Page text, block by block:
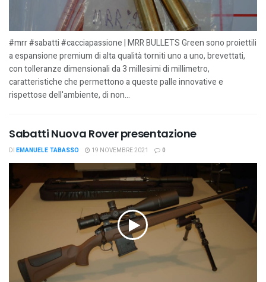
#mrr #sabatti #cacciapassione | MRR BULLETS Green sono proiettili
a espansione premium di alta qualità torniti uno a uno, brevettati,
con tolleranze dimensionali da 3 millesimi di millimetro,
caratteristiche che permettono a queste palle innovative e
rispettose dell'ambiente, di non...
Sabatti Nuova Rover presentazione
DI EMANUELE TABASSO 19 NOVEMBRE 2021 0